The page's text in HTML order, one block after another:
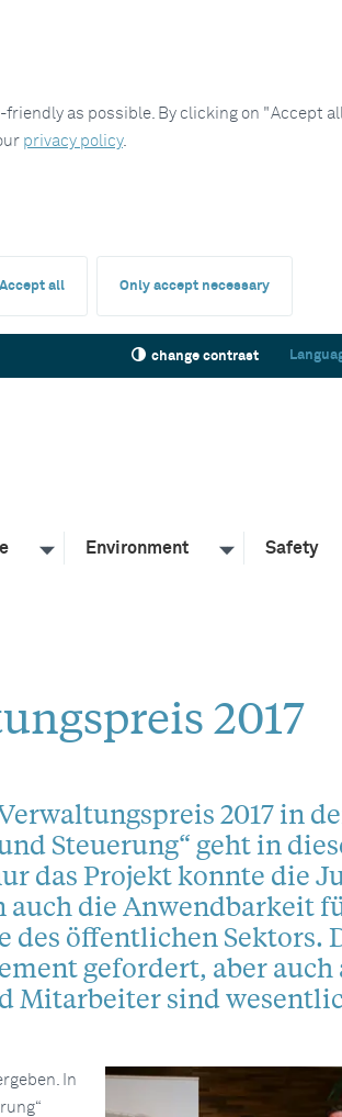
as possible. By clicking on "Accept
privacy policy.
Accept all Only accept necessary
change contrast
Environment Safety
2017
2017 in
Steuerung“ geht in
das Projekt konnte die
auch die Anwendbarkeit
des öffentlichen Sektors.
gefordert, aber auch
Mitarbeiter sind
In